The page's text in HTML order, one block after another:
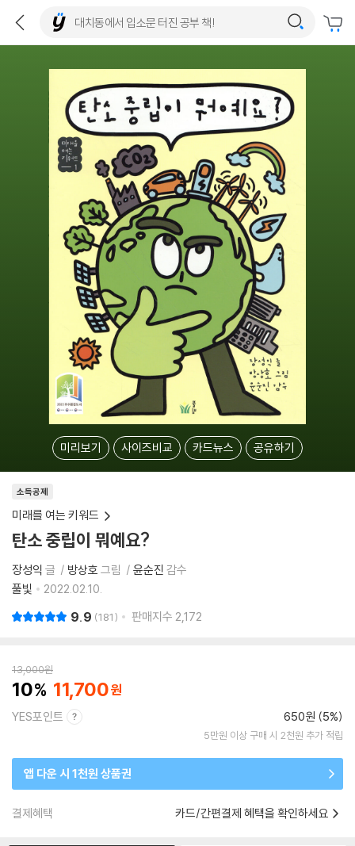
미리보기 사이즈비교 카드뉴스 공유하기
소득공제
미래를 여는 키워드
탄소 중립이 뭐예요?
장성익 글 방상호 그림 윤순진 감수
풀빛
2022.02.10.
9.9 181 판매지수 2,172
13,000원
10 11,700
YES포인트 650원 (5%)
5만원 이상 구매 시 2천원 추가 적립
앱 다운 시 1천원 상품권
결제혜택 카드/간편결제 혜택을 확인하세요